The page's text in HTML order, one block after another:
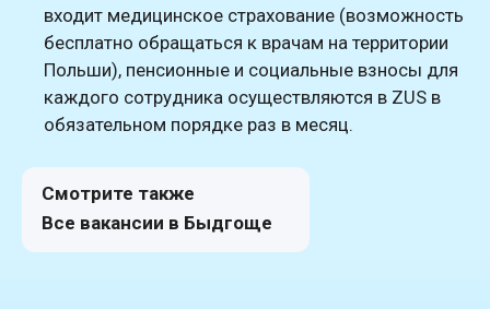
входит медицинское страхование (возможность
бесплатно обращаться к врачам на территории
Польши), пенсионные и социальные взносы для
каждого сотрудника осуществляются в ZUS в
обязательном порядке раз в месяц.
Смотрите также
Все вакансии в Быдгоще